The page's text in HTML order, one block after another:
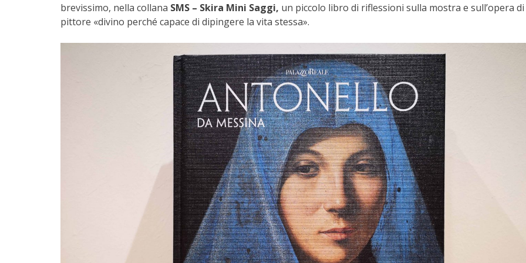
brevissimo, nella collana SMS – Skira Mini Saggi, un piccolo libro di riflessioni sulla mostra e sull’opera
pittore «divino perché capace di dipingere la vita stessa».